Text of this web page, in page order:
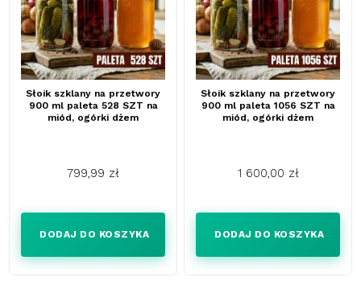
Słoik szklany na przetwory
900 ml paleta 528 SZT na
miód, ogórki dżem
799,99 zł
DODAJ DO KOSZYKA
Słoik szklany na przetwory
900 ml paleta 1056 SZT na
miód, ogórki dżem
1 600,00 zł
DODAJ DO KOSZYKA